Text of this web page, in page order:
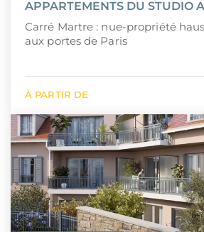
APPARTEMENTS DU STUDIO
Carré Martre : nue-propriété
aux portes de Paris
À PARTIR DE